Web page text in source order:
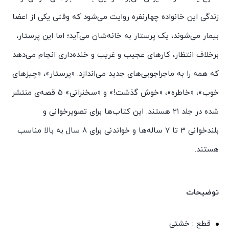
زندگی این خانواده چهارنفره روایت می‌شود که وقتی یکی از اعضا
بیمار می‌شوند، یک پرستار به خانه‌شان می‌آید؛ اما این پرستار،
برخلاف انتظار، کارهای عجیب و غریب و خنده‌داری انجام می‌دهد
که همه را به ماجراجویی‌های جدید می‌اندازد. «پرستار»، «چیزهای
خوب»، «خاطره»، «خوش گذشت!» و «سخنرانی» ۵ قصه‌ی منتشر
شده در جلد ۲۱ هستند. این کتاب‌ها برای تصویرخوانی و
بلندخوانی ۳ تا ۷ ساله‌ها و خواندنی برای ۸ سال به بالا مناسب
هستند.
توضیحات
قطع : خشتی